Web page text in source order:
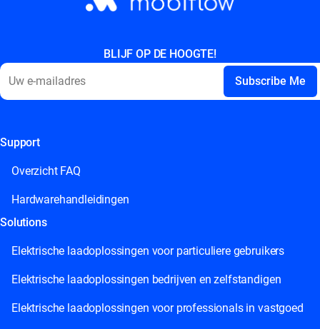
BLIJF OP DE HOOGTE!
This field is for validation purposes and should be left
Support
Overzicht FAQ
Hardwarehandleidingen
Solutions
Elektrische laadoplossingen voor particuliere gebruikers
Elektrische laadoplossingen bedrijven en zelfstandigen
Elektrische laadoplossingen voor professionals in vastgoed